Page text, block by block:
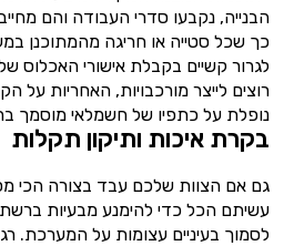
הבנייה, נקבעו סדרי העבודה והם
כך שכל סטייה או חריגה מהמתוכנן
לגרור קשיים בקבלת אישורי האכלוס
רוצים לייצר מורכבויות, האחריות
נופלת על כתפיו של חשמלאי מוסמך
בקרת איכות ותיקון תקלות
גם אם הצוות שלכם עבד בצורה הכי
עשיתם הכל כדי להימנע מבעיות
לסמוך בעיניים עצומות על המערכת.